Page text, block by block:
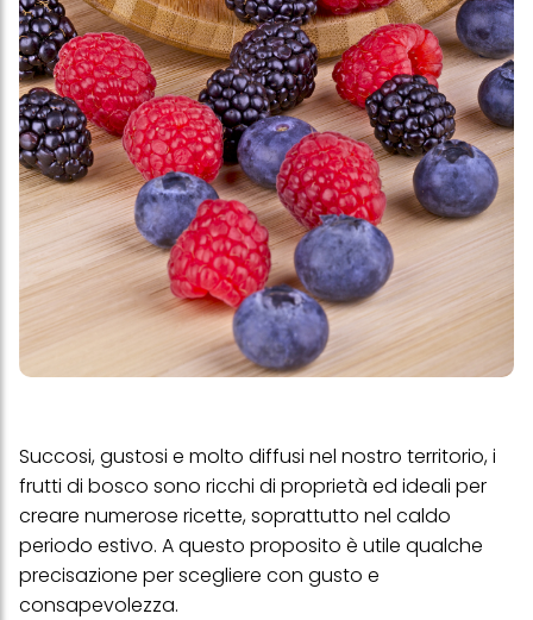
Succosi, gustosi e molto diffusi nel nostro territorio, i
frutti di bosco sono ricchi di proprietà ed ideali per
creare numerose ricette, soprattutto nel caldo
periodo estivo. A questo proposito è utile qualche
precisazione per scegliere con gusto e
consapevolezza.